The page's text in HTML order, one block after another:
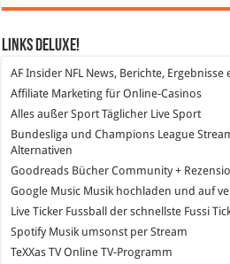
Links DeLuXe!
AF Insider NFL News, Berichte, Ergebnisse
Affiliate Marketing für Online-Casinos
Alles außer Sport Täglicher Live Sport
Bundesliga und Champions League
Alternativen
Goodreads Bücher Community +
Google Music Musik hochladen und auf
Live Ticker Fussball der schnellste Fussi
SpotifyMusik umsonst per Stream
TeXXas TVOnline TV-Programm